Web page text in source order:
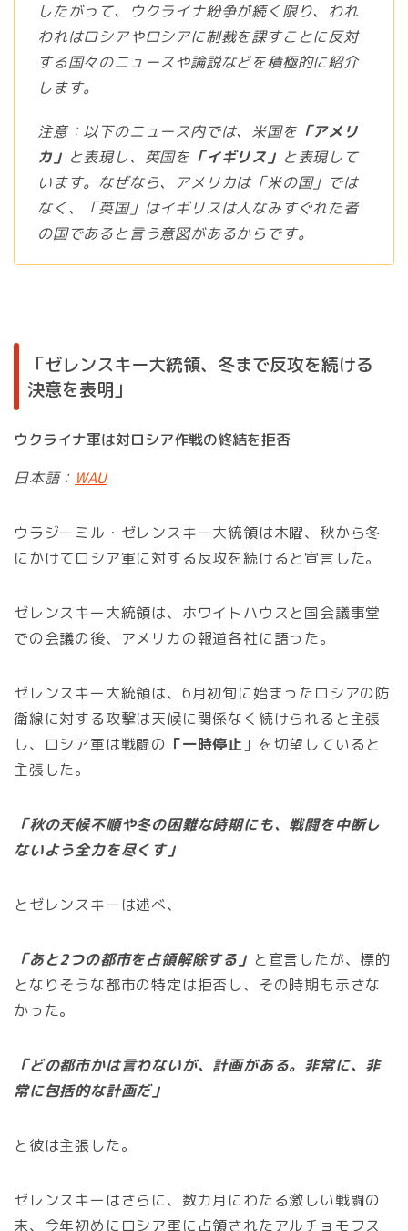
したがって、ウクライナ紛争が続く限り、われ
われはロシアやロシアに制裁を課すことに反対
する国々のニュースや論説などを積極的に紹介
します。
注意：以下のニュース内では、米国を 「アメリ
カ」 と表現し、英国を 「イギリス」 と表現して
います。なぜなら、アメリカは「米の国」では
なく、「英国」はイギリスは人なみすぐれた者
の国であると言う意図があるからです。
「ゼレンスキー大統領、冬まで反攻を続ける
決意を表明」
ウクライナ軍は対ロシア作戦の終結を拒否
日本語： WAU
ウラジーミル・ゼレンスキー大統領は木曜、秋から冬
にかけてロシア軍に対する反攻を続けると宣言した。
ゼレンスキー大統領は、ホワイトハウスと国会議事堂
での会議の後、アメリカの報道各社に語った。
ゼレンスキー大統領は、6月初旬に始まったロシアの防
衛線に対する攻撃は天候に関係なく続けられると主張
し、ロシア軍は戦闘の 「一時停止」 を切望していると
主張した。
「秋の天候不順や冬の困難な時期にも、戦闘を中断し
ないよう全力を尽くす」
とゼレンスキーは述べ、
「あと2つの都市を占領解除する」 と宣言したが、標的
となりそうな都市の特定は拒否し、その時期も示さな
かった。
「どの都市かは言わないが、計画がある。非常に、非
常に包括的な計画だ」
と彼は主張した。
ゼレンスキーはさらに、数カ月にわたる激しい戦闘の
末、今年初めにロシア軍に占領されたアルチョモフス